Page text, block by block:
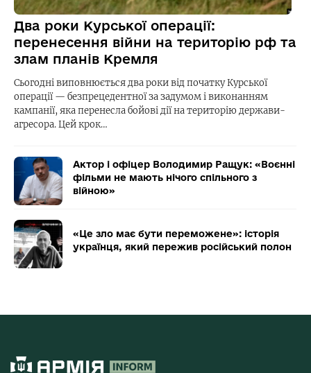
Два роки Курської операції:
перенесення війни на територію рф та
злам планів Кремля
Сьогодні виповнюється два роки від початку Курської
операції — безпрецедентної за задумом і виконанням
кампанії, яка перенесла бойові дії на територію держави-
агресора. Цей крок…
Актор і офіцер Володимир Ращук: «Воєнні
фільми не мають нічого спільного з
війною»
«Це зло має бути переможене»: історія
українця, який пережив російський полон